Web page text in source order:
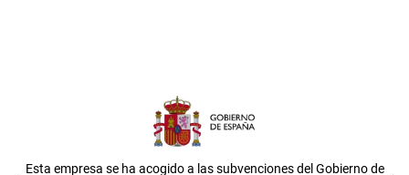
Esta empresa se ha acogido a las subvenciones del Gobierno de